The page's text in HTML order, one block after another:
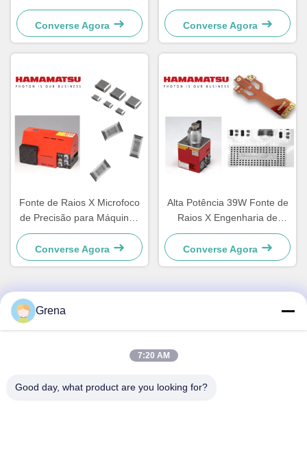
curto
Converse Agora
L10951 50W Alta
Estabilidade Durável
Converse Agora
Fonte de Raios X Microfoco
de Precisão para Máquinas
de Inspeção por Raios X em
Linha
Converse Agora
Alta Potência 39W Fonte de
Raios X Engenharia de
Precisão Hamamatsu
L9181-05
Converse Agora
Contato Rápido
Heping, Rua Fuhai, Distrito de Baoan, Shenzhen
Grena
7:20 AM
Good day, what product are you looking for?